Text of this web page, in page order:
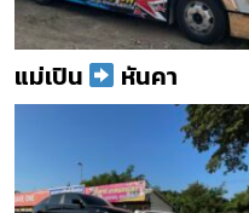
แม่เปิน หันคา